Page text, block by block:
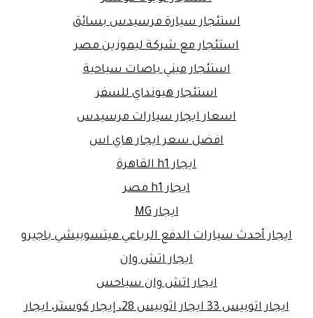
استئجار سيارة مرسيدس بسائق
استئجار مع شركة ليموزين مصر
استئجار ميني باصات سياحية
استئجار هيونداي للسفر
اسعار ايجار سيارات مرسيدس
افضل سعر ايجار هاي اس
ايجار h1 القاهرة
ايجار h1 مصر
ايجار MG
ايجار أحدث سيارات الدفع الرباعي ميتسوبيشي باجيرو
ايجار اتش وان
ايجار اتش وان سياحس
ايجار اتوبيس 33 ايجار اتوبيس 28، إيجار كوستر، ايجار